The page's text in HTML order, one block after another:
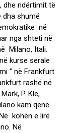
dhe ndërtimit të
dha shumë
në
nga shteti në
Milano, Itali.
kurse serale
” në Frankfurt
rashë në
P. Kle,
kam qenë
kohën e lirë
Në